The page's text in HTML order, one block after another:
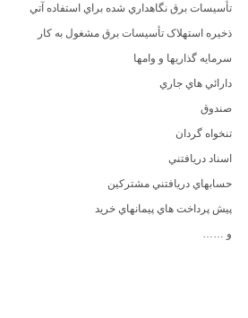
تأسيسات برق نگاهداري شده براي استفاده آتي
ذخيره استهلاک تأسيسات برق مشغول به کار
سرمايه گذاريها و وامها
دارائي هاي جاري
صندوق
تنخواه گردان
اسناد دريافتني
حسابهاي دريافتني مشتركين
پيش پرداخت هاي پيمانهاي خريد
و ……